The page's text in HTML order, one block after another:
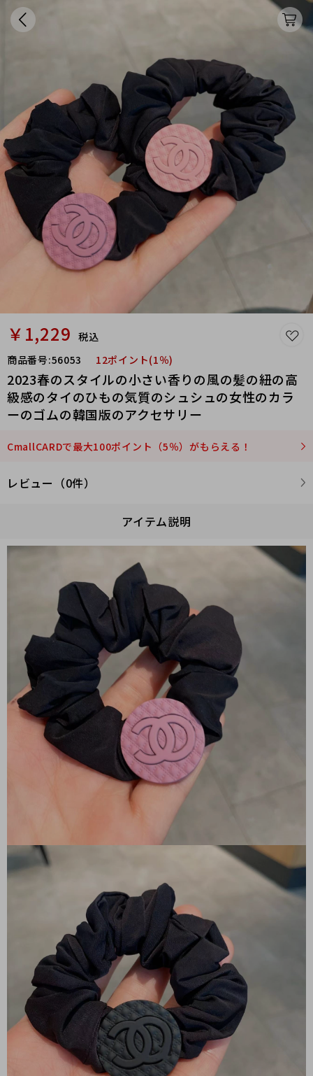
￥1,229 税込
商品番号:56053 12ポイント(1％)
2023春のスタイルの小さい香りの風の髪の紐の高
級感のタイのひもの気質のシュシュの女性のカラ
ーのゴムの韓国版のアクセサリー
CmallCARDで最大100ポイント（5％）がもらえる！
レビュー（0件）
アイテム説明